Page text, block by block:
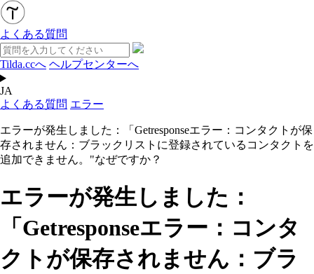
よくある質問
Tilda.ccへ ヘルプセンターへ
JA
よくある質問 エラー
エラーが発生しました：「Getresponseエラー：コンタクトが保
存されません：ブラックリストに登録されているコンタクトを
追加できません。"なぜですか？
エラーが発生しました：
「Getresponseエラー：コンタ
クトが保存されません：ブラ